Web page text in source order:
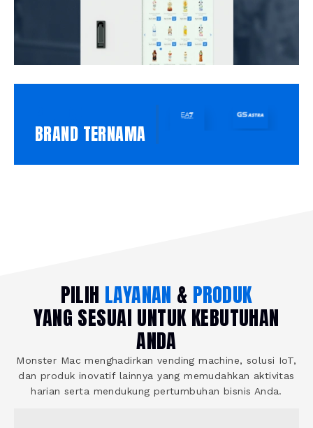
BRAND TERNAMA
PILIH LAYANAN & PRODUK
YANG SESUAI UNTUK KEBUTUHAN
ANDA
Monster Mac menghadirkan vending machine, solusi IoT,
dan produk inovatif lainnya yang memudahkan aktivitas
harian serta mendukung pertumbuhan bisnis Anda.